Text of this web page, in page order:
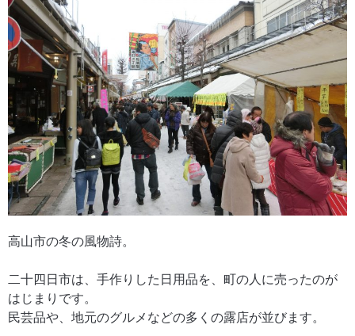
高山市の冬の風物詩。
二十四日市は、手作りした日用品を、町の人に売ったのが
はじまりです。
民芸品や、地元のグルメなどの多くの露店が並びます。